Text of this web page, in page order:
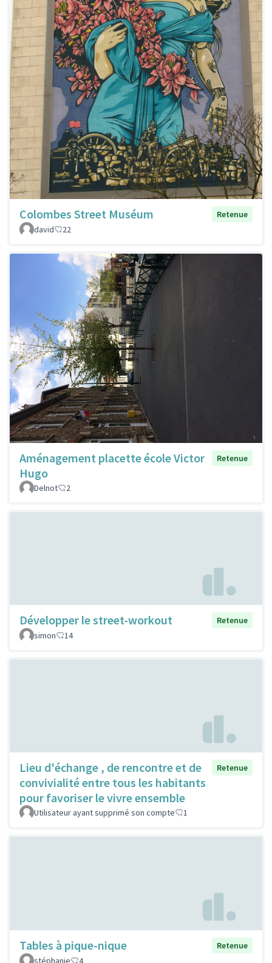
Colombes Street Muséum
Retenue
david
22
Aménagement placette école Victor
Hugo
Retenue
Delnot 2
Développer le street-workout
Retenue
simon
14
Lieu d'échange , de rencontre et de
convivialité entre tous les habitants
pour favoriser le vivre ensemble
Retenue
Utilisateur ayant supprimé son compte 1
Tables à pique-nique
Retenue
stéphanie
4